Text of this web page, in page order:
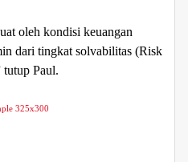
oleh kondisi keuangan
dari tingkat solvabilitas (Risk
tutup Paul.